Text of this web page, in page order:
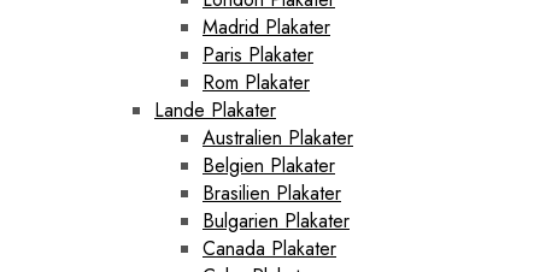
Madrid Plakater
Paris Plakater
Rom Plakater
Lande Plakater
Australien Plakater
Belgien Plakater
Brasilien Plakater
Bulgarien Plakater
Canada Plakater